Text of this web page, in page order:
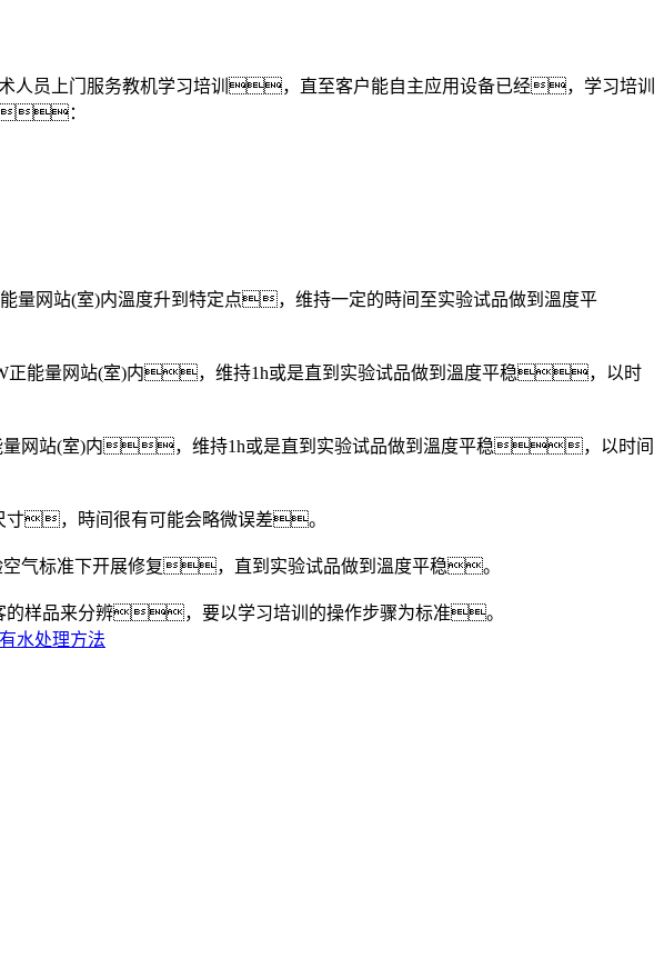
员上门服务教机学习培训，直至客户能自主应用设备已经，学习培训
：
站(室)内溫度升到特定点，维持一定的時间至实验试品做到溫度平
量网站(室)内，维持1h或是直到实验试品做到溫度平稳，以时
网站(室)内，维持1h或是直到实验试品做到溫度平稳，以时间
，時间很有可能会略微误差。
标准下开展修复，直到实验试品做到溫度平稳。
样品来分辨，要以学习培训的操作步骤为标准。
水处理方法